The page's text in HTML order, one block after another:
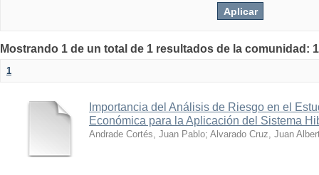
Mostrando 1 de un total de 1 resultados de la comunidad:
1
Importancia del Análisis de Riesgo en el
Económica para la Aplicación del Sistema
Andrade Cortés, Juan Pablo; Alvarado Cruz, Juan